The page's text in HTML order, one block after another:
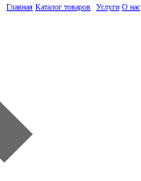
Главная Каталог товаров Услуги О нас